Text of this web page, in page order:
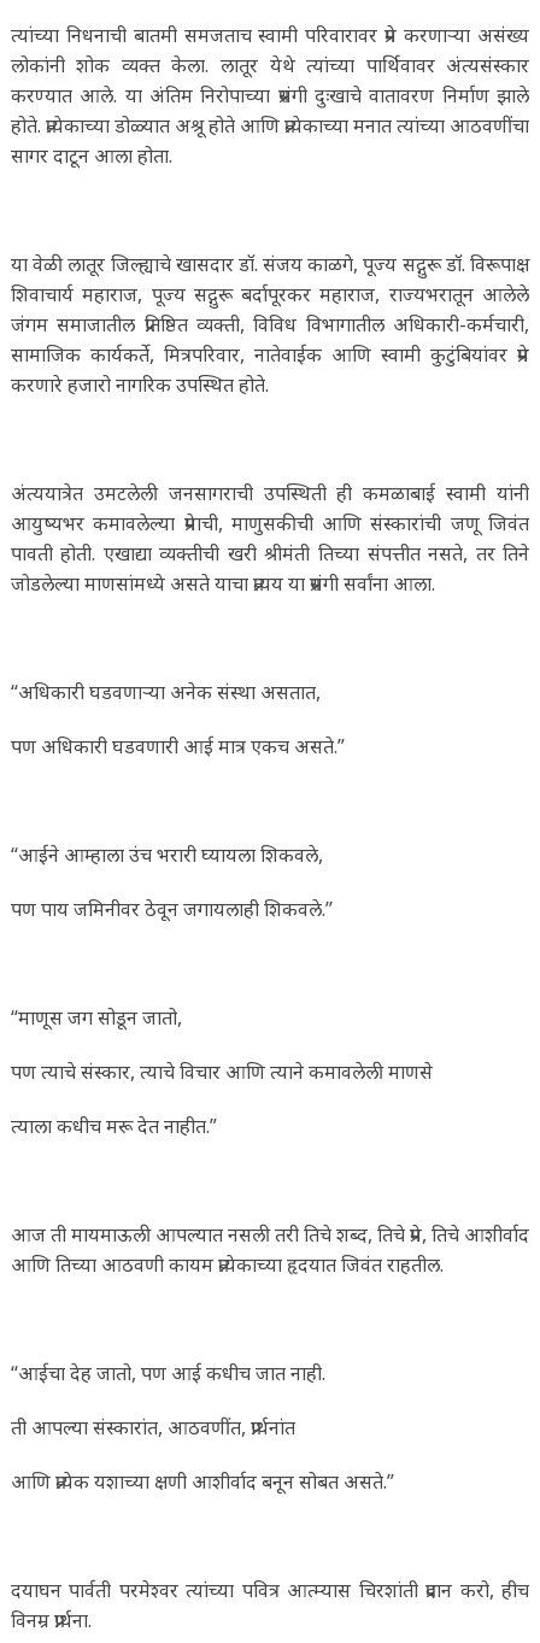
त्यांच्या निधनाची बातमी समजताच स्वामी परिवारावर प्रेम करणाऱ्या असंख्य
लोकांनी शोक व्यक्त केला. लातूर येथे त्यांच्या पार्थिवावर अंत्यसंस्कार
करण्यात आले. या अंतिम निरोपाच्या प्रसंगी दुःखाचे वातावरण निर्माण झाले
होते. प्रत्येकाच्या डोळ्यात अश्रू होते आणि प्रत्येकाच्या मनात त्यांच्या आठवणींचा
सागर दाटून आला होता.
या वेळी लातूर जिल्ह्याचे खासदार डॉ. संजय काळगे, पूज्य सद्गुरू डॉ. विरूपाक्ष
शिवाचार्य महाराज, पूज्य सद्गुरू बर्दापूरकर महाराज, राज्यभरातून आलेले
जंगम समाजातील प्रतिष्ठित व्यक्ती, विविध विभागातील अधिकारी-कर्मचारी,
सामाजिक कार्यकर्ते, मित्रपरिवार, नातेवाईक आणि स्वामी कुटुंबियांवर प्रेम
करणारे हजारो नागरिक उपस्थित होते.
अंत्ययात्रेत उमटलेली जनसागराची उपस्थिती ही कमळाबाई स्वामी यांनी
आयुष्यभर कमावलेल्या प्रेमाची, माणुसकीची आणि संस्कारांची जणू जिवंत
पावती होती. एखाद्या व्यक्तीची खरी श्रीमंती तिच्या संपत्तीत नसते, तर तिने
जोडलेल्या माणसांमध्ये असते याचा प्रत्यय या प्रसंगी सर्वांना आला.
“अधिकारी घडवणाऱ्या अनेक संस्था असतात,
पण अधिकारी घडवणारी आई मात्र एकच असते.”
“आईने आम्हाला उंच भरारी घ्यायला शिकवले,
पण पाय जमिनीवर ठेवून जगायलाही शिकवले.”
“माणूस जग सोडून जातो,
पण त्याचे संस्कार, त्याचे विचार आणि त्याने कमावलेली माणसे
त्याला कधीच मरू देत नाहीत.”
आज ती मायमाऊली आपल्यात नसली तरी तिचे शब्द, तिचे प्रेम, तिचे आशीर्वाद
आणि तिच्या आठवणी कायम प्रत्येकाच्या हृदयात जिवंत राहतील.
“आईचा देह जातो, पण आई कधीच जात नाही.
ती आपल्या संस्कारांत, आठवणींत, प्रार्थनांत
आणि प्रत्येक यशाच्या क्षणी आशीर्वाद बनून सोबत असते.”
दयाघन पार्वती परमेश्वर त्यांच्या पवित्र आत्म्यास चिरशांती प्रदान करो, हीच
विनम्र प्रार्थना.